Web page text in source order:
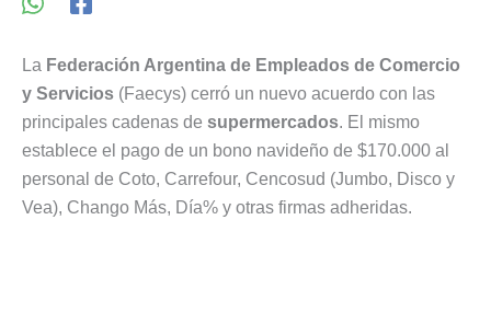
La Federación Argentina de Empleados de Comercio
y Servicios (Faecys) cerró un nuevo acuerdo con las
principales cadenas de supermercados. El mismo
establece el pago de un bono navideño de $170.000 al
personal de Coto, Carrefour, Cencosud (Jumbo, Disco y
Vea), Chango Más, Día% y otras firmas adheridas.